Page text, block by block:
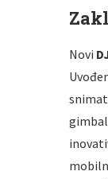
Novi